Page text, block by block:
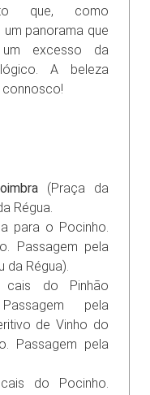
que, como
um panorama que
excesso da
A beleza
connosco!
(Praça da
Régua.
para o Pocinho.
Passagem pela
da Régua).
cais do Pinhão
pela
de Vinho do
Passagem pela
do Pocinho.